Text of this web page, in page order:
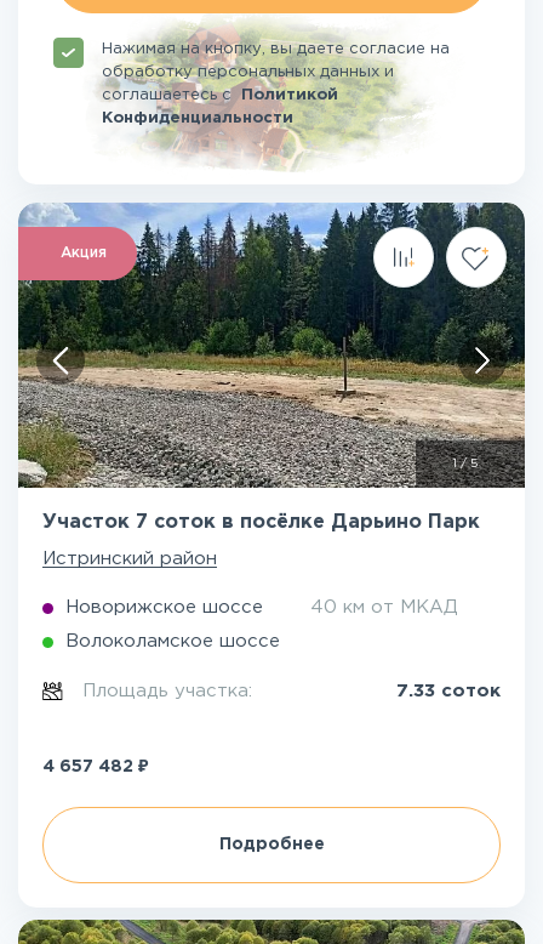
Нажимая на кнопку, вы даете согласие на
обработку персональных данных и
соглашаетесьсПолитикой
Конфиденциальности
Акция
1/5
Участок 7 соток в посёлке Дарьино Парк
Истринский район
Новорижское шоссе 40 км от МКАД
Волоколамское шоссе
Площадь участка: 7.33 соток
4 657 482 ₽
Подробнее